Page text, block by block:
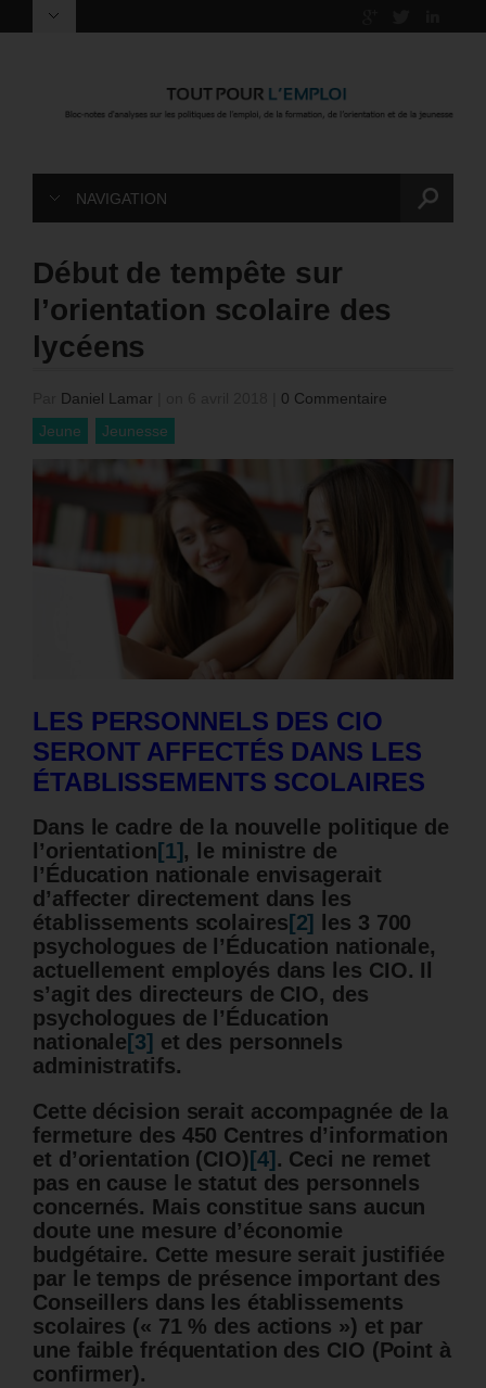
NAVIGATION
Début de tempête sur
l’orientation scolaire des
lycéens
Daniel Lamar
0 Commentaire
Jeune
Jeunesse
LES PERSONNELS DES CIO
SERONT AFFECTÉS DANS LES
ÉTABLISSEMENTS SCOLAIRES
Dans le cadre de la nouvelle politique de
l’orientation [1], le ministre de
l’Éducation nationale envisagerait
d’affecter directement dans les
établissements scolaires [2]
les 3 700
psychologues de l’Éducation nationale,
actuellement employés dans les CIO. Il
s’agit des directeurs de CIO, des
psychologues de l’Éducation
nationale [3] et des personnels
administratifs.
Cette décision serait accompagnée de la
fermeture des 450 Centres d’information
et d’orientation (CIO) [4] . Ceci ne remet
pas en cause le statut des personnels
concernés. Mais constitue sans aucun
doute une mesure d’économie
budgétaire. Cette mesure serait justifiée
par le temps de présence important des
Conseillers dans les établissements
scolaires (« 71 % des actions ») et par
une faible fréquentation des CIO (Point à
confirmer).